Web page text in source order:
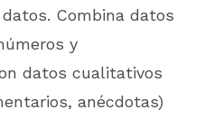
Combina datos
y
datos cualitativos
anécdotas)